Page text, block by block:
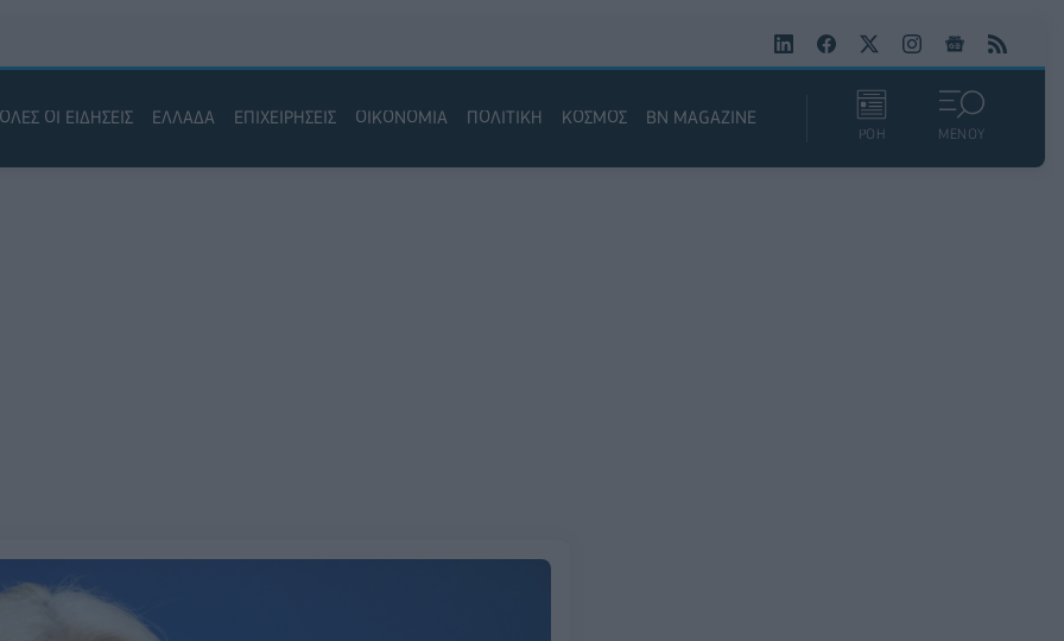
ΟΛΕΣ ΟΙ ΕΙΔΗΣΕΙΣ ΕΛΛΑΔΑ ΕΠΙΧΕΙΡΗΣΕΙΣ ΟΙΚΟΝΟΜΙΑ ΠΟΛΙΤΙΚΗ ΚΟΣΜΟΣ BN MAGAZINE
ΡΟΗ ΜΕΝΟΥ